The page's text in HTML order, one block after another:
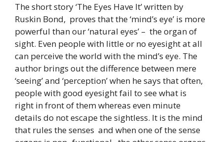
The short story ‘The Eyes Have It’ written by
Ruskin Bond, proves that the ‘mind’s eye’ is more
powerful than our ‘natural eyes’ – the organ of
sight. Even people with little or no eyesight at all
can perceive the world with the mind’s eye. The
author brings out the difference between mere
‘seeing’ and ‘perception’ when he says that often,
people with good eyesight fail to see what is
right in front of them whereas even minute
details do not escape the sightless. It is the mind
that rules the senses and when one of the sense